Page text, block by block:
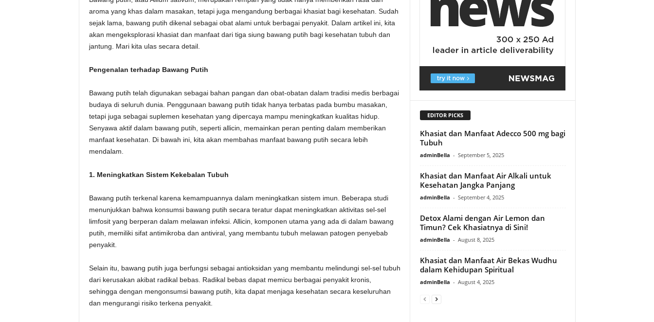
aroma yang khas dalam masakan, tetapi juga mengandung berbagai khasiat bagi kesehatan. Sudah
sejak lama, bawang putih dikenal sebagai obat alami untuk berbagai penyakit. Dalam artikel ini, kita
akan mengeksplorasi khasiat dan manfaat dari tiga siung bawang putih bagi kesehatan tubuh dan
jantung. Mari kita ulas secara detail.
Pengenalan terhadap Bawang Putih
Bawang putih telah digunakan sebagai bahan pangan dan obat-obatan dalam tradisi medis berbagai
budaya di seluruh dunia. Penggunaan bawang putih tidak hanya terbatas pada bumbu masakan,
tetapi juga sebagai suplemen kesehatan yang dipercaya mampu meningkatkan kualitas hidup.
Senyawa aktif dalam bawang putih, seperti allicin, memainkan peran penting dalam memberikan
manfaat kesehatan. Di bawah ini, kita akan membahas manfaat bawang putih secara lebih
mendalam.
1. Meningkatkan Sistem Kekebalan Tubuh
Bawang putih terkenal karena kemampuannya dalam meningkatkan sistem imun. Beberapa studi
menunjukkan bahwa konsumsi bawang putih secara teratur dapat meningkatkan aktivitas sel-sel
limfosit yang berperan dalam melawan infeksi. Allicin, komponen utama yang ada di dalam bawang
putih, memiliki sifat antimikroba dan antiviral, yang membantu tubuh melawan patogen penyebab
penyakit.
Selain itu, bawang putih juga berfungsi sebagai antioksidan yang membantu melindungi sel-sel tubuh
dari kerusakan akibat radikal bebas. Radikal bebas dapat memicu berbagai penyakit kronis,
sehingga dengan mengonsumsi bawang putih, kita dapat menjaga kesehatan secara keseluruhan
dan mengurangi risiko terkena penyakit.
EDITOR PICKS
Khasiat dan Manfaat Adecco 500 mg bagi
Tubuh
adminBella - September 5, 2025
Khasiat dan Manfaat Air Alkali untuk
Kesehatan Jangka Panjang
adminBella - September 4, 2025
Detox Alami dengan Air Lemon dan
Timun? Cek Khasiatnya di Sini!
adminBella - August 8, 2025
Khasiat dan Manfaat Air Bekas Wudhu
dalam Kehidupan Spiritual
adminBella - August 4, 2025